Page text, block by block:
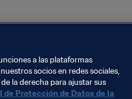
a las plataformas
socios en redes sociales,
la derecha para ajustar sus
de Protección de Datos de la